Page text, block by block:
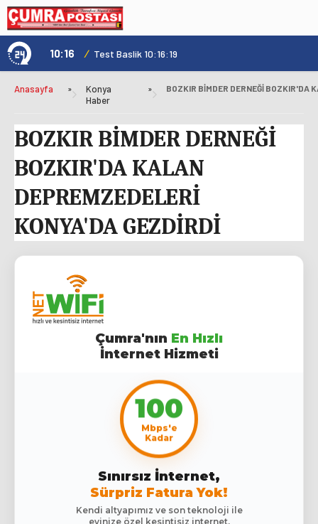
10:16 / Test Baslik 10:16:19
Anasayfa »
Konya
Haber
»
BOZKIR BİMDER DERNEĞİ
BOZKIR'DA KALAN
DEPREMZEDELERİ
KONYA'DA GEZDİRDİ
Çumra'nın En Hızlı
İnternet Hizmeti
100
Mbps'e
Kadar
Sınırsız İnternet,
Sürpriz Fatura Yok!
Kendi altyapımız ve son teknoloji ile
evinize özel kesintisiz internet.